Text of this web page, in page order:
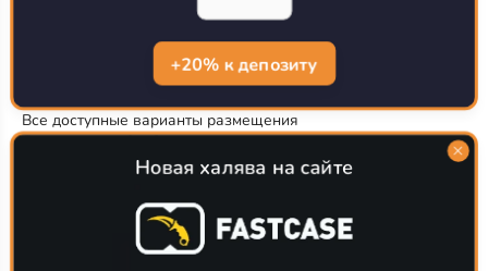
CS-CONFIG.com © 2020-2026 г.
Политика конфиденциальности
РЕКЛАМА НА САЙТЕ
Все доступные варианты размещения
Согласие на обработку данных
О CS-CONFIG.COM
CFG pro CS 2 - именно это мы и размещаем на нашем
проекте, иными словами мы предоставляем пользователям
конфиги про игроков кс2. Также вы сможете
самостоятельно поделиться своими настройками с другими
+20% к депозиту
Новая халява на сайте